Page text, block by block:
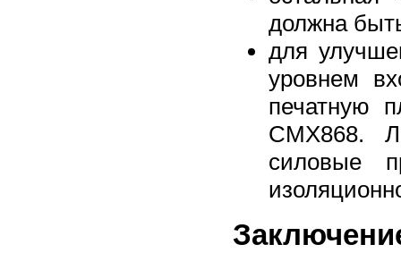
должна
для
уровнем
печатную
CMX868.
силовые